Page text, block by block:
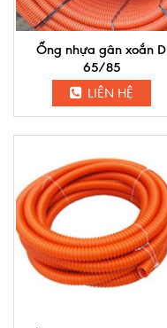
Ống nhựa gân xoắn D
65/85
LIÊN HỆ